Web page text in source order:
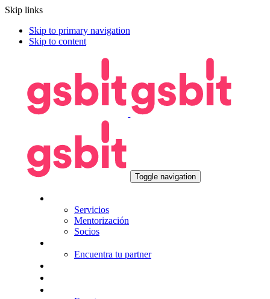
Skip links
Skip to primary navigation
Skip to content
Toggle navigation
Servicios
Mentorización
Socios
Encuentra tu partner